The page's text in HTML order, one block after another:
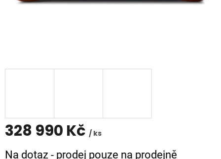
328 990 Kč / ks
cena:
Na dotaz - prodej pouze na prodejně